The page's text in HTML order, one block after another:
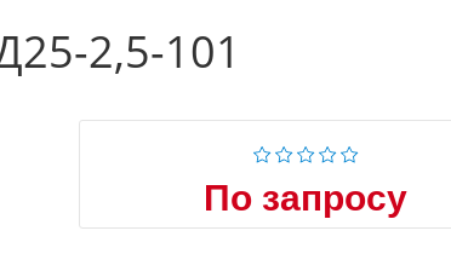
2,5-101
По запросу